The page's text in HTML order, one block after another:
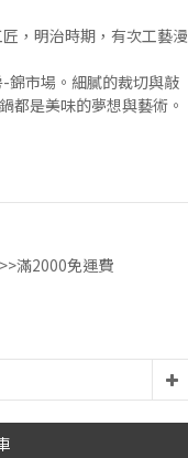
，明治時期，有次工藝漫
錦市場。細膩的裁切與敲
都是美味的夢想與藝術。
滿2000免運費